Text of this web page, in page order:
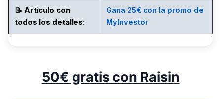
📝 Artículo con
todos los detalles:
Gana 25€ con la promo de
MyInvestor
50€ gratis con Raisin